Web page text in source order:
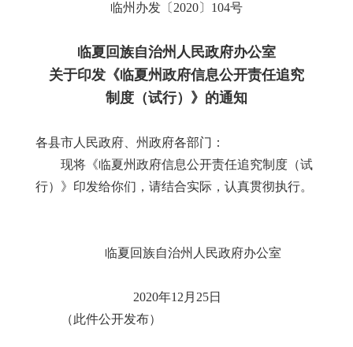
临州办发〔2020〕104号
临夏回族自治州人民政府办公室
关于印发《临夏州政府信息公开责任追究
制度（试行）》的通知
各县市人民政府、州政府各部门：
现将《临夏州政府信息公开责任追究制度（试
行）》印发给你们，请结合实际，认真贯彻执行。
临夏回族自治州人民政府办公室
2020年12月25日
（此件公开发布）